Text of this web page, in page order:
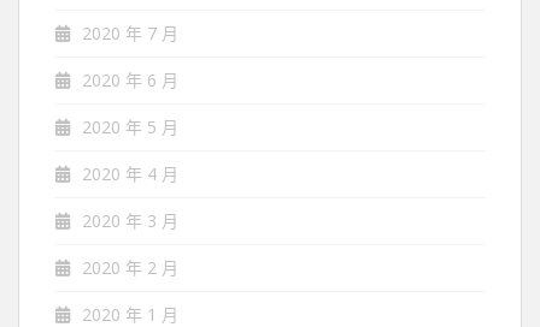
2020 年 7 月
2020 年 6 月
2020 年 5 月
2020 年 4 月
2020 年 3 月
2020 年 2 月
2020 年 1 月